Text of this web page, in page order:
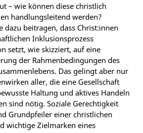
– wie können diese christlich
handlungsleitend werden?
dazu beitragen, dass Christ:innen
Inklusionsprozess
setzt, wie skizziert, auf eine
der Rahmenbedingungen des
Das gelingt aber nur
aller, die eine Gesellschaft
Haltung und aktives Handeln
sind nötig. Soziale Gerechtigkeit
Grundpfeiler einer christlichen
wichtige Zielmarken eines